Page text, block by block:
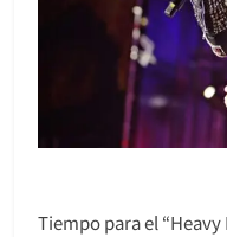
Tiempo para el